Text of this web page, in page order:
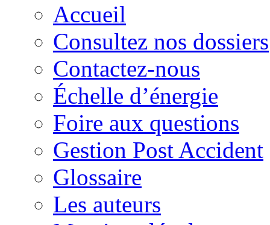
Accueil
Consultez nos dossiers
Contactez-nous
Échelle d’énergie
Foire aux questions
Gestion Post Accident
Glossaire
Les auteurs